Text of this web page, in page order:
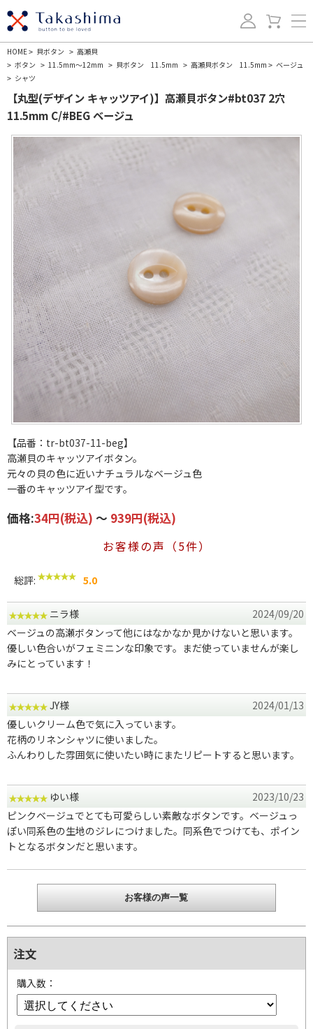
HOME> 貝ボタン > 高瀬貝
> ボタン > 11.5mm～12mm > 貝ボタン 11.5mm > 高瀬貝ボタン 11.5mm > ベージュ
> シャツ
【丸型(デザイン キャッツアイ)】高瀬貝ボタン#bt037 2穴
11.5mm C/#BEG ベージュ
【品番：tr-bt037-11-beg】
高瀬貝のキャッツアイボタン。
元々の貝の色に近いナチュラルなベージュ色
一番のキャッツアイ型です。
価格:34円(税込) ～ 939円(税込)
お客様の声（5件）
総評: 5.0
ニラ様
2024/09/20
ベージュの高瀬ボタンって他にはなかなか見かけないと思います。
優しい色合いがフェミニンな印象です。まだ使っていませんが楽し
みにとっています！
JY様
2024/01/13
優しいクリーム色で気に入っています。
花柄のリネンシャツに使いました。
ふんわりした雰囲気に使いたい時にまたリピートすると思います。
ゆい様
2023/10/23
ピンクベージュでとても可愛らしい素敵なボタンです。ベージュっ
ぽい同系色の生地のジレにつけました。同系色でつけても、ポイン
トとなるボタンだと思います。
お客様の声一覧
注文
購入数：